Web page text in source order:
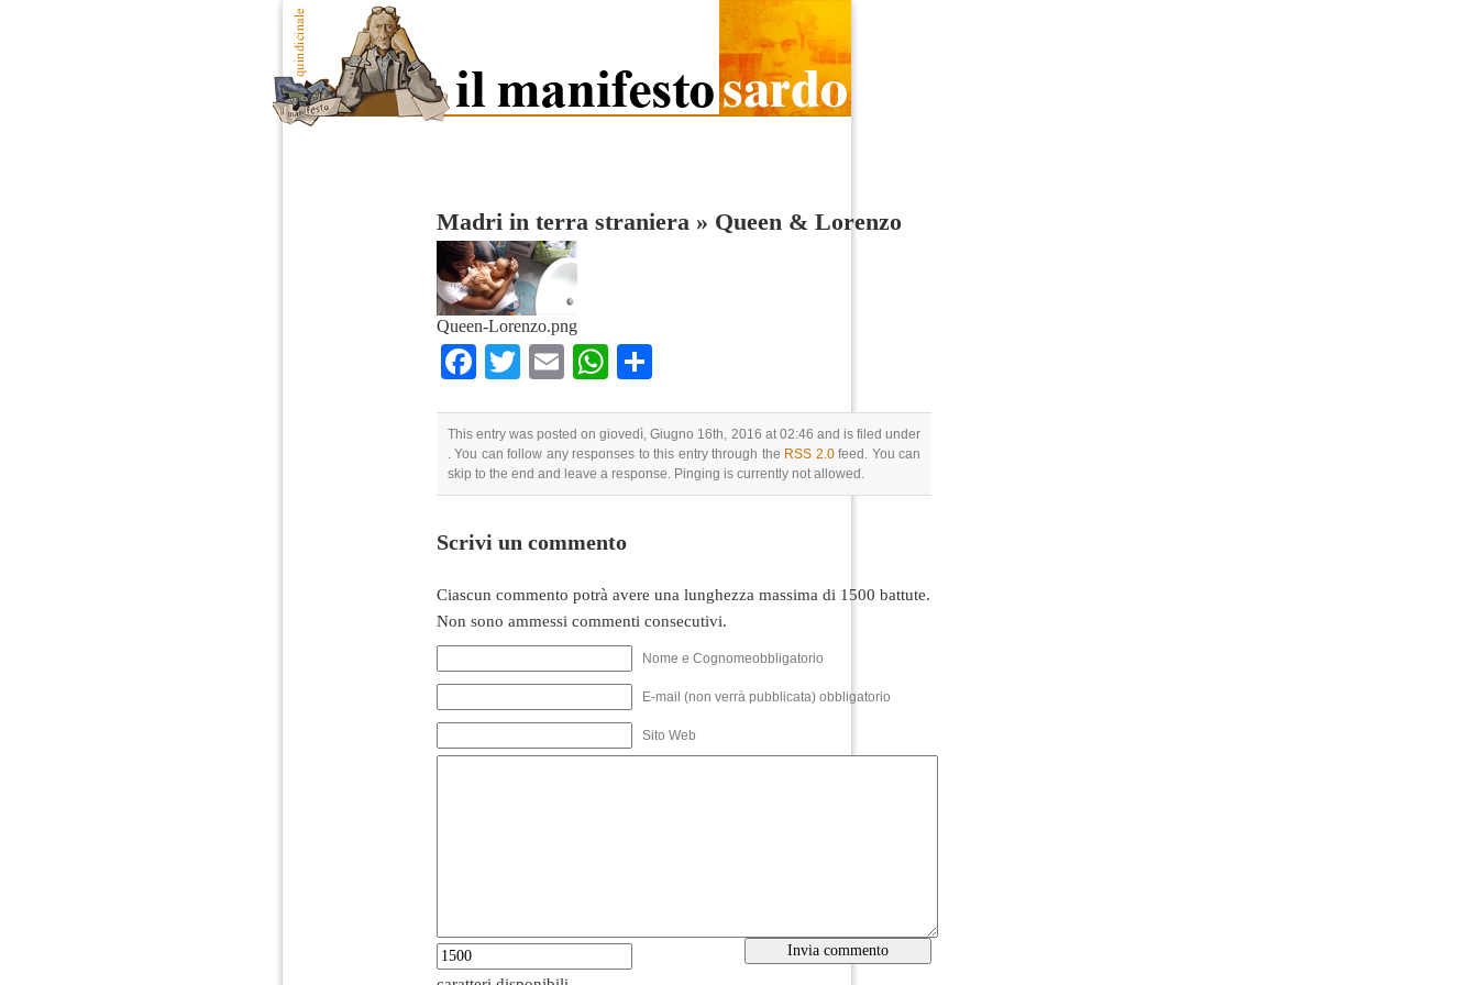
Madri in terra straniera » Queen & Lorenzo
Queen-Lorenzo.png
Facebook
TwitterEmailWhatsApp
This entry was posted on giovedì, Giugno 16th, 2016 at 02:46 and is filed under
. You can follow any responses to this entry through the RSS 2.0feed. You can
skip to the end and leave a response. Pinging is currently not allowed.
Scrivi un commento
Ciascun commento potrà avere una lunghezza massima di 1500 battute.
Non sono ammessi commenti consecutivi.
Nome e Cognomeobbligatorio
E-mail (non verrà pubblicata) obbligatorio
Sito Web